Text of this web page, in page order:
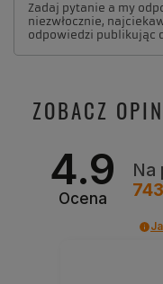
Zadaj pytanie a my
niezwłocznie,
odpowiedzi publikując
ZOBACZ
4.9
Ocena
Na